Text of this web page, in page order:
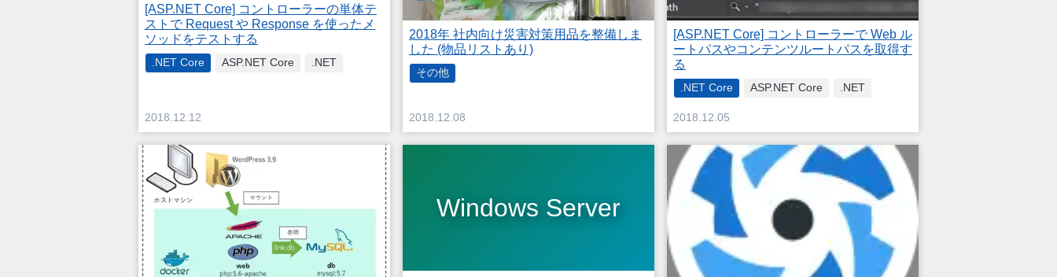
[ASP.NET Core] コントローラーの単体テ
ストで Request や Response を使ったメ
ソッドをテストする
.NET Core ASP.NET Core .NET
2018.12.12
2018年 社内向け災害対策用品を整備しま
した (物品リストあり)
その他
2018.12.08
[ASP.NET Core] コントローラーで Web ル
ートパスやコンテンツルートパスを取得す
る
.NET Core ASP.NET Core .NET
2018.12.05
Windows Server